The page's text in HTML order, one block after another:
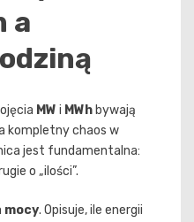
a
MW i MWh bywają
kompletny chaos w
jest fundamentalna:
o „ilości”.
mocy. Opisuje, ile energii